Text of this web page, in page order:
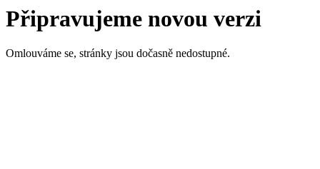
Připravujeme novou verzi
Omlouváme se, stránky jsou dočasně nedostupné.